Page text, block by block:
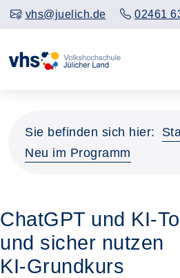
vhs@juelich.de 02461
Sie befinden sich hier:
Neu im Programm
ChatGPT und KI-
und sicher nutzen
KI-Grundkurs